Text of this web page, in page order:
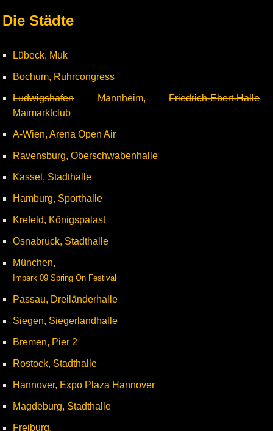
Die Städte
Lübeck, Muk
Bochum, Ruhrcongress
Ludwigshafen Mannheim, Friedrich-Ebert-Halle
Maimarktclub
A-Wien, Arena Open Air
Ravensburg, Oberschwabenhalle
Kassel, Stadthalle
Hamburg, Sporthalle
Krefeld, Königspalast
Osnabrück, Stadthalle
München,
Impark 09 Spring On Festival
Passau, Dreiländerhalle
Siegen, Siegerlandhalle
Bremen, Pier 2
Rostock, Stadthalle
Hannover, Expo Plaza Hannover
Magdeburg, Stadthalle
Freiburg,